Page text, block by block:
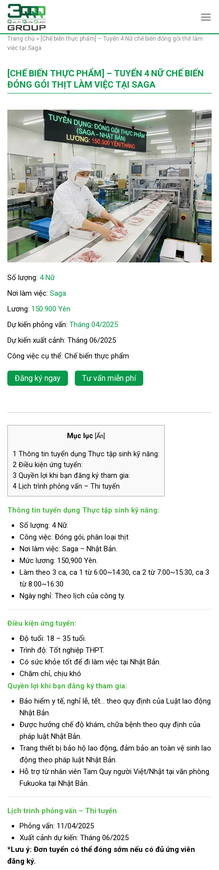
Skip
content
Trang chủ » [Chế biến thực phẩm] – Tuyển 4 Nữ chế biến đóng gói thịt làm
việc tại Saga
[CHẾ BIẾN THỰC PHẨM] – TUYỂN 4 NỮ CHẾ BIẾN
ĐÓNG GÓI THỊT LÀM VIỆC TẠI SAGA
Số lượng: 4 Nữ
Nơi làm việc: Saga
Lương: 150.900 Yên
Dự kiến phỏng vấn: Tháng 04/2025
Dự kiến xuất cảnh: Tháng 06/2025
Công việc cụ thể: Chế biến thực phẩm
Đăng ký ngay Tư vấn miễn phí
Mục lục Ẩn
1 Thông tin tuyển dụng Thực tập sinh kỹ năng:
2 Điều kiện ứng tuyển:
3 Quyền lợi khi bạn đăng ký tham gia:
4 Lịch trình phỏng vấn – Thi tuyển
Thông tin tuyển dụng Thực tập sinh kỹ năng:
Số lượng: 4 Nữ.
Công việc: Đóng gói, phân loại thịt
Nơi làm việc: Saga – Nhật Bản.
Mức lương: 150,900 Yên.
Làm theo 3 ca, ca 1 từ 6:00~14:30, ca 2 từ 7:00~15:30, ca 3
từ 8:00~16:30
Ngày nghỉ: Theo lịch của công ty.
Điều kiện ứng tuyển:
Độ tuổi: 18 – 35 tuổi.
Trình độ: Tốt nghiệp THPT.
Có sức khỏe tốt để đi làm việc tại Nhật Bản.
Chăm chỉ, chịu khó
Quyền lợi khi bạn đăng ký tham gia:
Bảo hiểm y tế, nghỉ lễ, tết… theo quy định của Luật lao động
Nhật Bản.
Được hưởng chế độ khám, chữa bệnh theo quy định của
pháp luật Nhật Bản.
Trang thiết bị bảo hộ lao động, đảm bảo an toàn vệ sinh lao
động theo pháp luật Nhật Bản.
Hỗ trợ từ nhân viên Tam Quy người Việt/Nhật tại văn phòng
Fukuoka tại Nhật Bản.
Lịch trình phỏng vấn – Thi tuyển
Phỏng vấn: 11/04/2025
Xuất cảnh dự kiến: Tháng 06/2025
*Lưu ý: Đơn tuyển có thể đóng sớm nếu có đủ ứng viên
đăng ký.